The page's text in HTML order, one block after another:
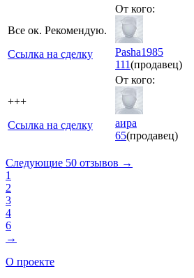
Все ок. Рекомендую.
Ссылка на сделку
От кого:
Pasha1985
111(продавец)
+++
Ссылка на сделку
От кого:
аира
65(продавец)
Следующие 50 отзывов →
1
2
3
4
6
→
О проекте